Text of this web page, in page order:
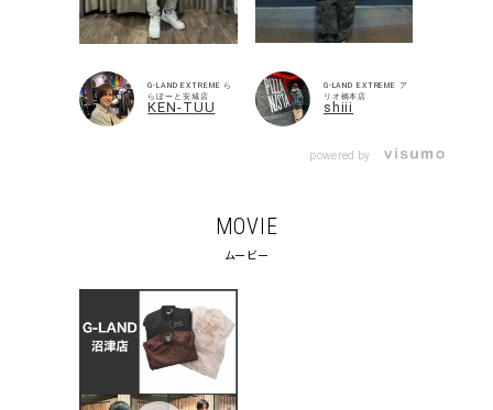
円 ～
並び順
XXL
29inc
30inc
34inc
36inc
KIDS
カラー
G-LAND EXTREME ら
らぽーと安城店
KEN-TUU
G-LAND EXTREME ア
リオ橋本店
shiii
powered by
MOVIE
ムービー